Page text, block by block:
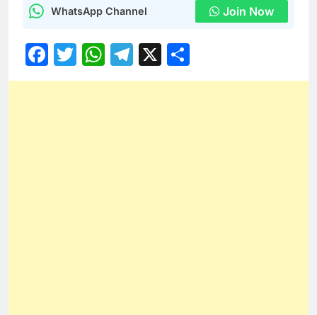
WhatsApp Channel Join Now
Facebook
Twitter
WhatsApp
Telegram
X